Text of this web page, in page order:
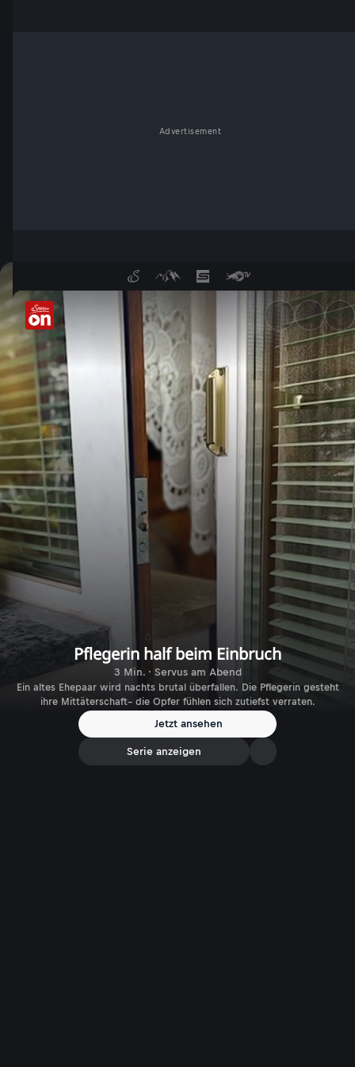
Advertisement
Klagenfurt: Brutaler Raub
Pflegerin half beim Einbruch
3 Min. · Servus am Abend
Ein altes Ehepaar wird nachts brutal überfallen. Die Pflegerin gesteht
ihre Mittäterschaft– die Opfer fühlen sich zutiefst verraten.
Jetzt ansehen
Serie anzeigen